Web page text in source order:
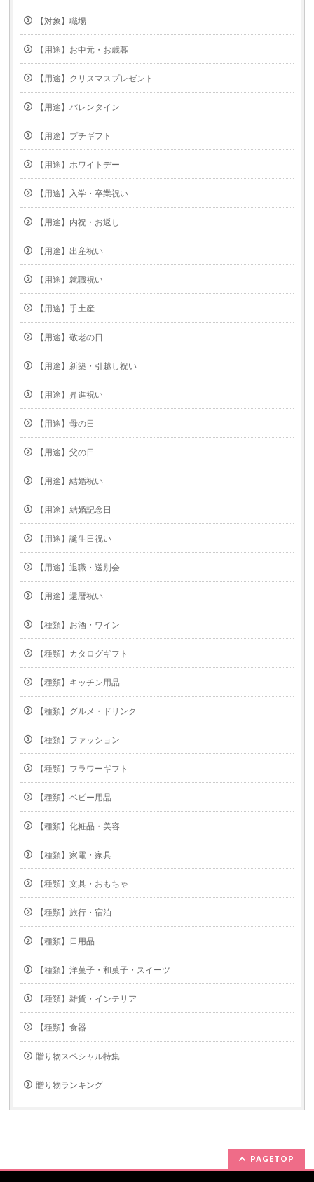
【対象】職場
【用途】お中元・お歳暮
【用途】クリスマスプレゼント
【用途】バレンタイン
【用途】プチギフト
【用途】ホワイトデー
【用途】入学・卒業祝い
【用途】内祝・お返し
【用途】出産祝い
【用途】就職祝い
【用途】手土産
【用途】敬老の日
【用途】新築・引越し祝い
【用途】昇進祝い
【用途】母の日
【用途】父の日
【用途】結婚祝い
【用途】結婚記念日
【用途】誕生日祝い
【用途】退職・送別会
【用途】還暦祝い
【種類】お酒・ワイン
【種類】カタログギフト
【種類】キッチン用品
【種類】グルメ・ドリンク
【種類】ファッション
【種類】フラワーギフト
【種類】ベビー用品
【種類】化粧品・美容
【種類】家電・家具
【種類】文具・おもちゃ
【種類】旅行・宿泊
【種類】日用品
【種類】洋菓子・和菓子・スイーツ
【種類】雑貨・インテリア
【種類】食器
贈り物スペシャル特集
贈り物ランキング
PAGETOP